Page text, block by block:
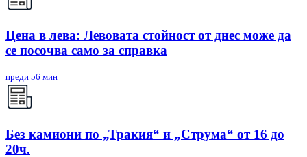
Цена в лева: Левовата стойност от днес може да
се посочва само за справка
преди 56 мин
Без камиони по „Тракия“ и „Струма“ от 16 до
20ч.